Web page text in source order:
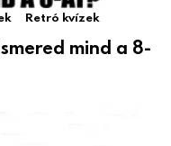
Retró kvízek
mind a 8-